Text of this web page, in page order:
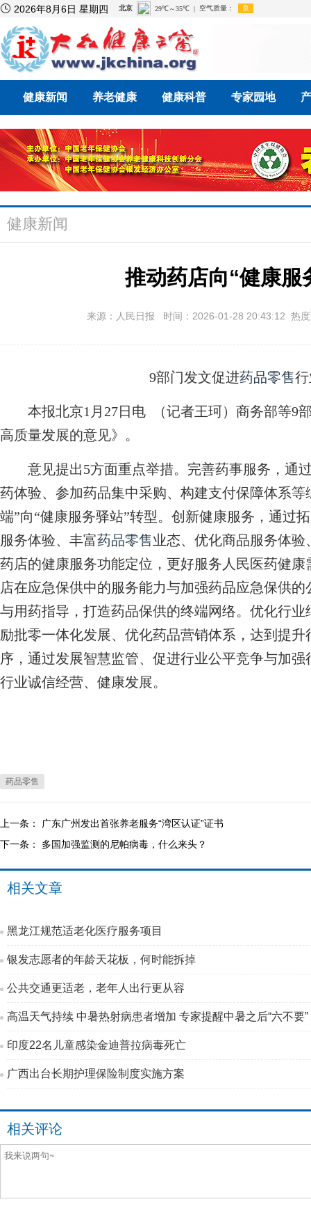
 2026年8月6日 星期四
健康新闻 养老健康 健康科普 专家园地
健康新闻
推动药店向“健康服
来源：人民日报 时间：2026-01-28 20:43:12 热
9部门发文促进药品零售
本报北京1月27日电 （记者王珂）商务部等9
高质量发展的意见》。
意见提出5方面重点举措。完善药事服务，通
药体验、参加药品集中采购、构建支付保障体系
端”向“健康服务驿站”转型。创新健康服务，通过
服务体验、丰富药品零售业态、优化商品服务体
药店的健康服务功能定位，更好服务人民医药健
店在应急保供中的服务能力与加强药品应急保供
与用药指导，打造药品保供的终端网络。优化行
励批零一体化发展、优化药品营销体系，达到提
序，通过发展智慧监管、促进行业公平竞争与加
行业诚信经营、健康发展。
药品零售
上一条：
广东广州发出首张养老服务“湾区认证”证书
下一条： 多国加强监测的尼帕病毒，什么来头？
相关文章
黑龙江规范适老化医疗服务项目
银发志愿者的年龄天花板，何时能拆掉
公共交通更适老，老年人出行更从容
高温天气持续 中暑热射病患者增加 专家提醒中暑之后“六不要”
印度22名儿童感染金迪普拉病毒死亡
广西出台长期护理保险制度实施方案
相关评论